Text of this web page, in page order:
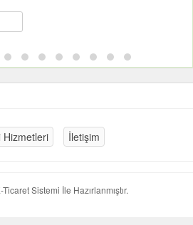
Hizmetleri İletişim
Sistemi İle Hazırlanmıştır.